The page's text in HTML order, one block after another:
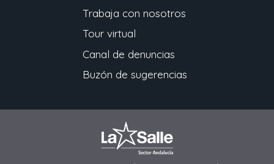
Trabaja con nosotros
Tour virtual
Canal de denuncias
Buzón de sugerencias